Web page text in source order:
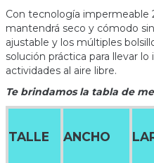
Con tecnología impermeable
mantendrá seco y cómodo
ajustable y los múltiples
solución práctica para llevar
actividades al aire libre.
Te brindamos la tabla de
TALLE ANCHO